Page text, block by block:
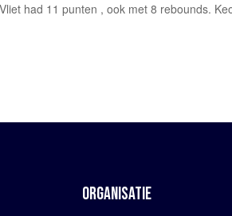
had 11 punten , ook met 8 rebounds.
ORGANISATIE